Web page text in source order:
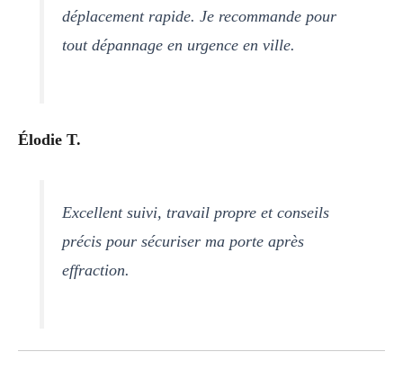
déplacement rapide. Je recommande pour
tout dépannage en urgence en ville.
Élodie T.
Excellent suivi, travail propre et conseils
précis pour sécuriser ma porte après
effraction.